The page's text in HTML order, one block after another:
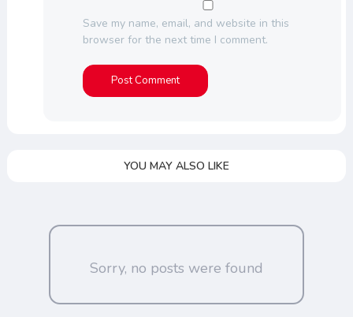
Save my name, email, and website in this
browser for the next time I comment.
YOU MAY ALSO LIKE
Sorry, no posts were found